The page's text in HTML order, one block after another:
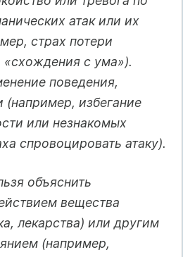
атак или их
страх потери
«схождения с ума»).
поведения,
(например, избегание
или незнакомых
спровоцировать атаку).
объяснить
вещества
лекарства) или другим
(например,